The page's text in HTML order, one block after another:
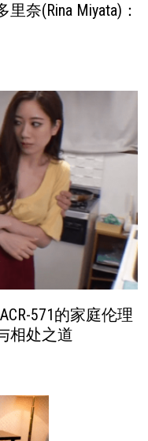
奈(Rina Miyata)：
571的家庭伦理
相处之道